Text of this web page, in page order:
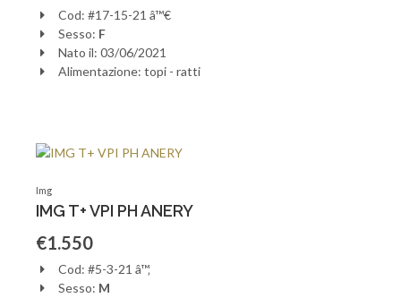
Cod: #17-15-21 â™€
Sesso: F
Nato il: 03/06/2021
Alimentazione: topi - ratti
Img
IMG T+ VPI PH ANERY
€1.550
Cod: #5-3-21 â™‚
Sesso: M